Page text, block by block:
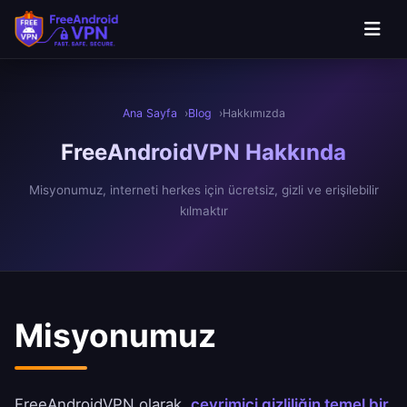
Ana içeriğe geç
Ana Sayfa Blog Hakkımızda
FreeAndroidVPN Hakkında
Misyonumuz, interneti herkes için ücretsiz, gizli ve erişilebilir
kılmaktır
Misyonumuz